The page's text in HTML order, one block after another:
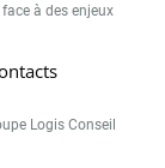
à des enjeux
Logis Conseil